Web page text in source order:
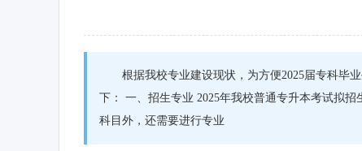
根据我校专业建设现状，为方便2025届专科毕
下： 一、招生专业 2025年我校普通专升本考试拟
科目外，还需要进行专业